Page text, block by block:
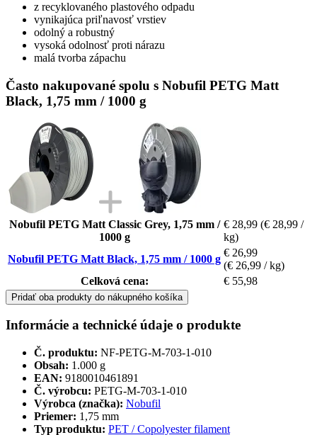
z recyklovaného plastového odpadu
vynikajúca priľnavosť vrstiev
odolný a robustný
vysoká odolnosť proti nárazu
malá tvorba zápachu
Často nakupované spolu s Nobufil PETG Matt
Black, 1,75 mm / 1000 g
Nobufil PETG Matt Classic Grey, 1,75 mm /
1000 g
€ 28,99 (€ 28,99 /
kg)
Nobufil PETG Matt Black, 1,75 mm / 1000 g
€ 26,99
(€ 26,99 / kg)
Celková cena:
€ 55,98
Pridať oba produkty do nákupného košíka
Informácie a technické údaje o produkte
Č. produktu: NF-PETG-M-703-1-010
Obsah: 1.000 g
EAN: 9180010461891
Č. výrobcu: PETG-M-703-1-010
Výrobca (značka): Nobufil
Priemer: 1,75 mm
Typ produktu: PET / Copolyester filament